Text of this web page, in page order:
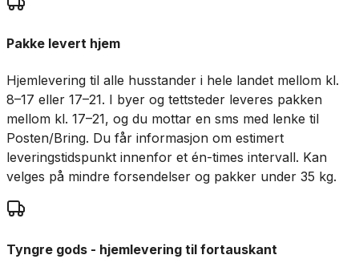
Pakke levert hjem
Hjemlevering til alle husstander i hele landet mellom kl.
8–17 eller 17–21. I byer og tettsteder leveres pakken
mellom kl. 17–21, og du mottar en sms med lenke til
Posten/Bring. Du får informasjon om estimert
leveringstidspunkt innenfor et én-times intervall. Kan
velges på mindre forsendelser og pakker under 35 kg.
Tyngre gods - hjemlevering til fortauskant